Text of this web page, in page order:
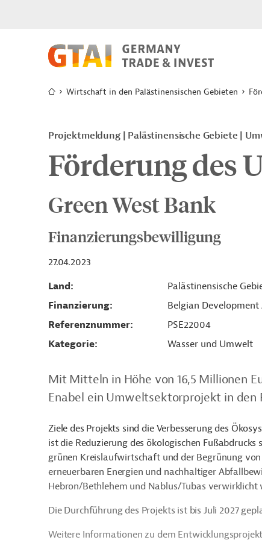
Wirtschaft in den Palästinensischen Gebieten
Projektmeldung Palästinensische Gebiete
Förderung des
Green West Bank
Finanzierungsbewilligung
27.04.2023
Land
Palästinensische
Finanzierung
Belgian Development
Referenznummer
PSE22004
Kategorie
Wasser und Umwelt
Mit Mitteln in Höhe von 16,5 Millionen
Enabel ein Umweltsektorprojekt in den
Ziele des Projekts sind die Verbesserung des
ist die Reduzierung des ökologischen
grünen Kreislaufwirtschaft und der Begrünung
erneuerbaren Energien und nachhaltiger
Hebron/Bethlehem und Nablus/Tubas verwirklicht
Die Durchführung des Projekts ist bis Juli 2027
Weitere Informationen zu dem